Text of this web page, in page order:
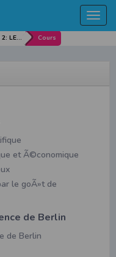
Chapitre 2: LES EXPLORATIONS ET LE CONGRES DE BERLIN (3 H) Cours
et Ã©conomique
le goÃ»t de
de Berlin
de Berlin